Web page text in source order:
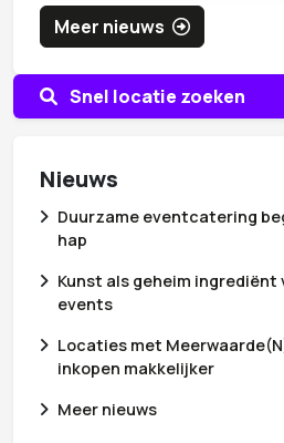
Snel locatie zoeken
Nieuws
Duurzame eventcatering
hap
Kunst als geheim
events
Locaties met
inkopen makkelijker
Meer nieuws
Meer nieuws